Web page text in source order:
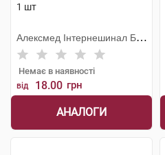
1 шт
Алексмед Інтернешинал Б.
В.
Немає в наявності
від 18.00 грн
АНАЛОГИ